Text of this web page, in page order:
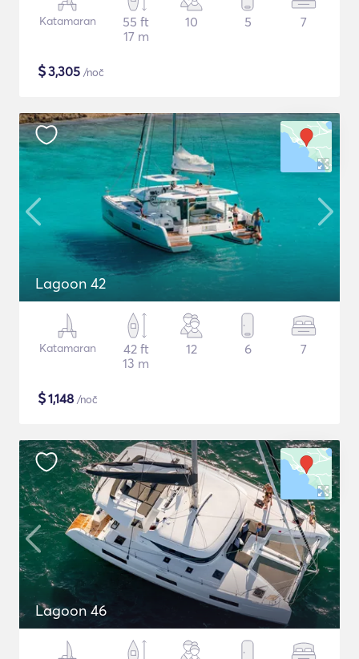
Katamaran
55 ft
17 m
10 5 7
$3,305 /noč
Lagoon 42
Katamaran
42 ft
13 m
12 6 7
$1,148 /noč
Lagoon 46